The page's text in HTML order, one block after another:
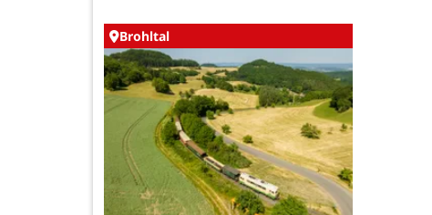
Brohltal